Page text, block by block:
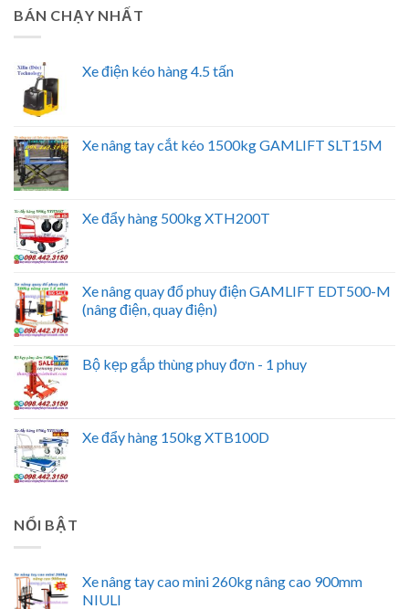
BÁN CHẠY NHẤT
Xe điện kéo hàng 4.5 tấn
Xe nâng tay cắt kéo 1500kg GAMLIFT SLT15M
Xe đẩy hàng 500kg XTH200T
Xe nâng quay đổ phuy điện GAMLIFT EDT500-M
(nâng điện, quay điện)
Bộ kẹp gắp thùng phuy đơn - 1 phuy
Xe đẩy hàng 150kg XTB100D
NỔI BẬT
Xe nâng tay cao mini 260kg nâng cao 900mm
NIULI